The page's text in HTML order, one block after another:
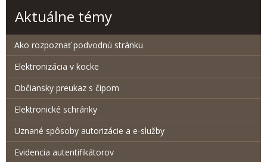
Aktuálne témy
Ako rozpoznať podvodnú stránku
Elektronizácia v kocke
Občiansky preukaz s čipom
Elektronické schránky
Uznané spôsoby autorizácie a e-služby
Evidencia autentifikátorov